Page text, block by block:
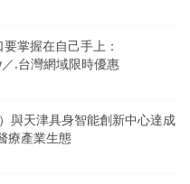
掌握在自己手上：
.台灣網域限時優惠
與天津具身智能創新中心達成
療產業生態